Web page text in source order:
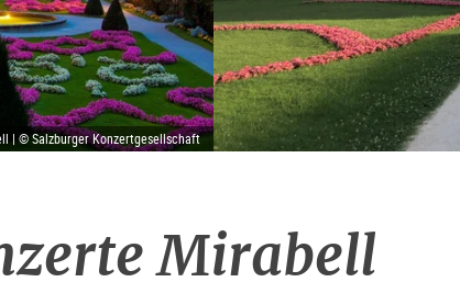
| © Salzburger Konzertgesellschaft
Mirabell